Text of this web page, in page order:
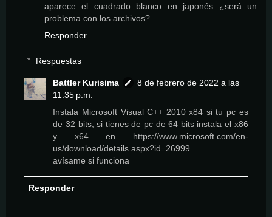
aparece el cuadrado blanco en japonés ¿será un
problema con los archivos?
Responder
Respuestas
Battler Kurisima
8 de febrero de 2022 a las
11:35 p.m.
Instala Microsoft Visual C++ 2010 x84 si tu pc es
de 32 bits, si tienes de pc de 64 bits instala el x86
y x64 en https://www.microsoft.com/en-
us/download/details.aspx?id=26999
avísame si funciona
Responder